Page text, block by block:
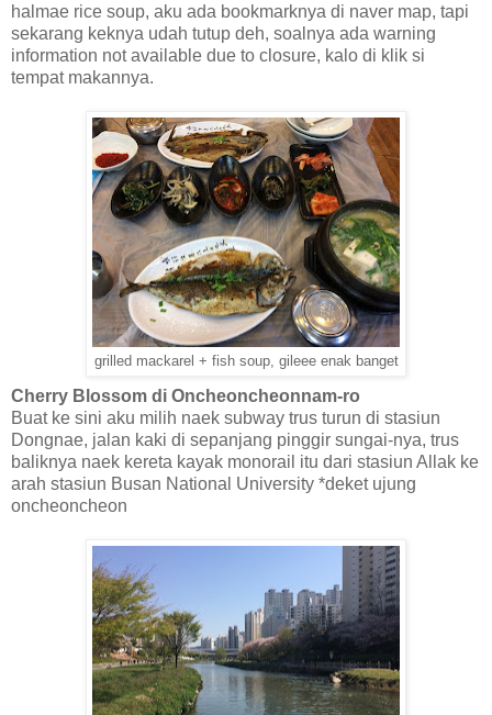
halmae rice soup, aku ada bookmarknya di naver map, tapi
sekarang keknya udah tutup deh, soalnya ada warning
information not available due to closure, kalo di klik si
tempat makannya.
grilled mackarel + fish soup, gileee enak banget
Cherry Blossom di Oncheoncheonnam-ro
Buat ke sini aku milih naek subway trus turun di stasiun
Dongnae, jalan kaki di sepanjang pinggir sungai-nya, trus
baliknya naek kereta kayak monorail itu dari stasiun Allak ke
arah stasiun Busan National University *deket ujung
oncheoncheon